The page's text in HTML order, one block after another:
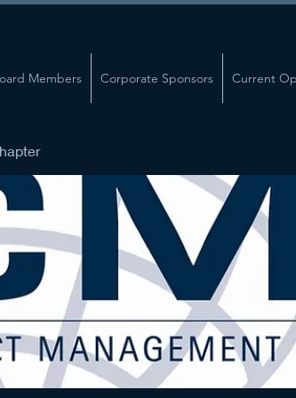
Members Corporate Sponsors Current